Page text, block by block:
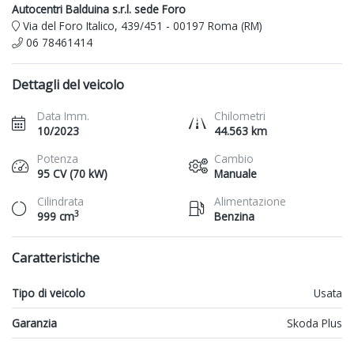
Autocentri Balduina s.r.l. sede Foro
Via del Foro Italico, 439/451 - 00197 Roma (RM)
06 78461414
Dettagli del veicolo
Data Imm.
10/2023
Chilometri
44.563 km
Potenza
95 CV (70 kW)
Cambio
Manuale
Cilindrata
999 cm3
Alimentazione
Benzina
Caratteristiche
Tipo di veicolo
Usata
Garanzia
Skoda Plus